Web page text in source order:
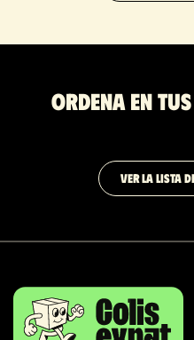
Ordena en
VER LA LISTA